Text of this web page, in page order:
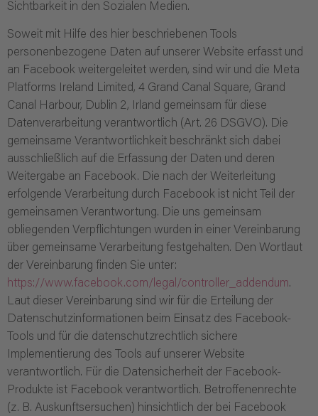
Sichtbarkeit in den Sozialen Medien.
Soweit mit Hilfe des hier beschriebenen Tools
personenbezogene Daten auf unserer Website erfasst und
an Facebook weitergeleitet werden, sind wir und die Meta
Platforms Ireland Limited, 4 Grand Canal Square, Grand
Canal Harbour, Dublin 2, Irland gemeinsam für diese
Datenverarbeitung verantwortlich (Art. 26 DSGVO). Die
gemeinsame Verantwortlichkeit beschränkt sich dabei
ausschließlich auf die Erfassung der Daten und deren
Weitergabe an Facebook. Die nach der Weiterleitung
erfolgende Verarbeitung durch Facebook ist nicht Teil der
gemeinsamen Verantwortung. Die uns gemeinsam
obliegenden Verpflichtungen wurden in einer Vereinbarung
über gemeinsame Verarbeitung festgehalten. Den Wortlaut
der Vereinbarung finden Sie unter:
https://www.facebook.com/legal/controller_addendum.
Laut dieser Vereinbarung sind wir für die Erteilung der
Datenschutzinformationen beim Einsatz des Facebook-
Tools und für die datenschutzrechtlich sichere
Implementierung des Tools auf unserer Website
verantwortlich. Für die Datensicherheit der Facebook-
Produkte ist Facebook verantwortlich. Betroffenenrechte
(z. B. Auskunftsersuchen) hinsichtlich der bei Facebook